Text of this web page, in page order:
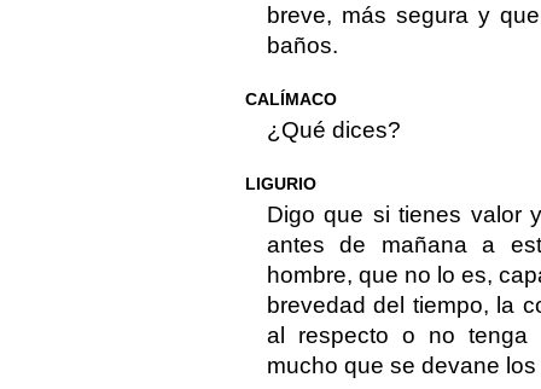
breve, más segura y
baños.
CALÍMACO
¿Qué dices?
LIGURIO
Digo que si tienes valor
antes de mañana a
hombre, que no lo es,
brevedad del tiempo, la
al respecto o no tenga
mucho que se devane